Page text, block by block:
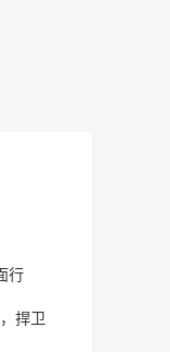
行
捍卫